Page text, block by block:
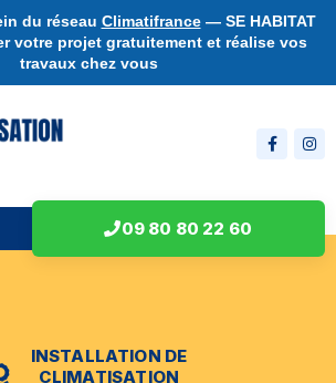
du réseau Climatifrance— SE HABITAT
votre projet gratuitement et réalise vos
travaux chez vous
09 80 80 22 60
INSTALLATION DE
CLIMATISATION